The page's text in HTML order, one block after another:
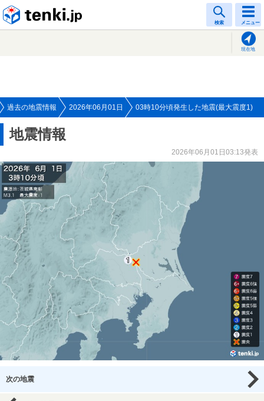
検索 メニュー
現在地
過去の地震情報 2026年06月01日 03時10分頃発生した地震(最大震度1)
地震情報
2026年06月01日03:13発表
次の地震